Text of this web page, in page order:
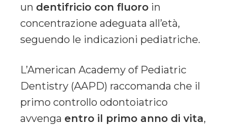
un dentifricio con fluoro in
concentrazione adeguata all’età,
seguendo le indicazioni pediatriche.
L’American Academy of Pediatric
Dentistry (AAPD) raccomanda che il
primo controllo odontoiatrico
avvenga entro il primo anno di vita,